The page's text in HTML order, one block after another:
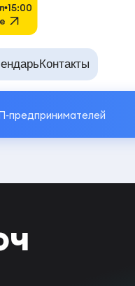
Контакты
15:00